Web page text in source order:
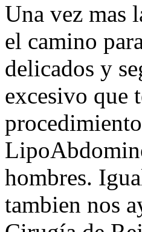
Una vez mas
el camino
delicados y
excesivo que
hombres.
tambien nos